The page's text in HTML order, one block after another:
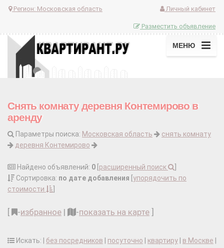
Регион: Московская область Личный кабинет
Разместить объявление
МЕНЮ
Снять комнату деревня Контемирово в
аренду
Параметры поиска: Московская область
снять комнату
деревня Контемирово
Найдено объявлений: 0 расширенный поиск
Сортировка: по дате добавления упорядочить по
стоимости
-избранное | -показать на карте
Искать: | без посредников посуточно квартиру в Москве